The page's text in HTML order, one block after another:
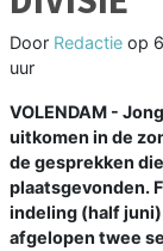
Door Redactie op
uur
VOLENDAM -
uitkomen in de
de gesprekken
plaatsgevonden.
indeling (half
afgelopen twee